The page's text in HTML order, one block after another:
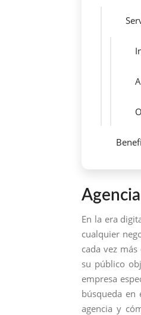
En la era
cualquier
cada vez
su público
empresa
búsqueda en
agencia y